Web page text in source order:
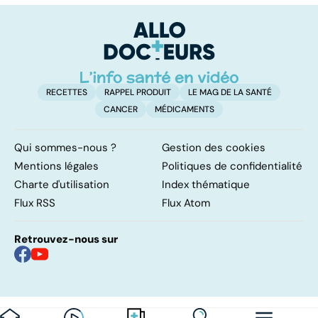
RECETTES RAPPEL PRODUIT
LE MAG DE LA SANTÉ
CANCER
MÉDICAMENTS
Qui sommes-nous ?
Gestion des cookies
Mentions légales
Politiques de confidentialité
Charte d'utilisation
Index thématique
Flux RSS
Flux Atom
Retrouvez-nous sur